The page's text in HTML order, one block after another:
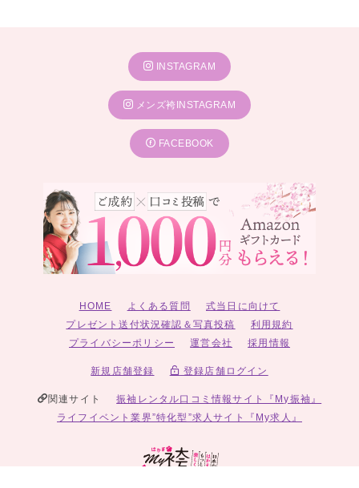
INSTAGRAM
メンズ袴INSTAGRAM
FACEBOOK
HOME よくある質問
式当日に向けて
プレゼント送付状況確認＆写真投稿
利用規約
プライバシーポリシー
運営会社 採用情報
新規店舗登録 登録店舗ログイン
関連サイト
振袖レンタル口コミ情報サイト『My振袖』
ライフイベント業界”特化型”求人サイト『My求人』